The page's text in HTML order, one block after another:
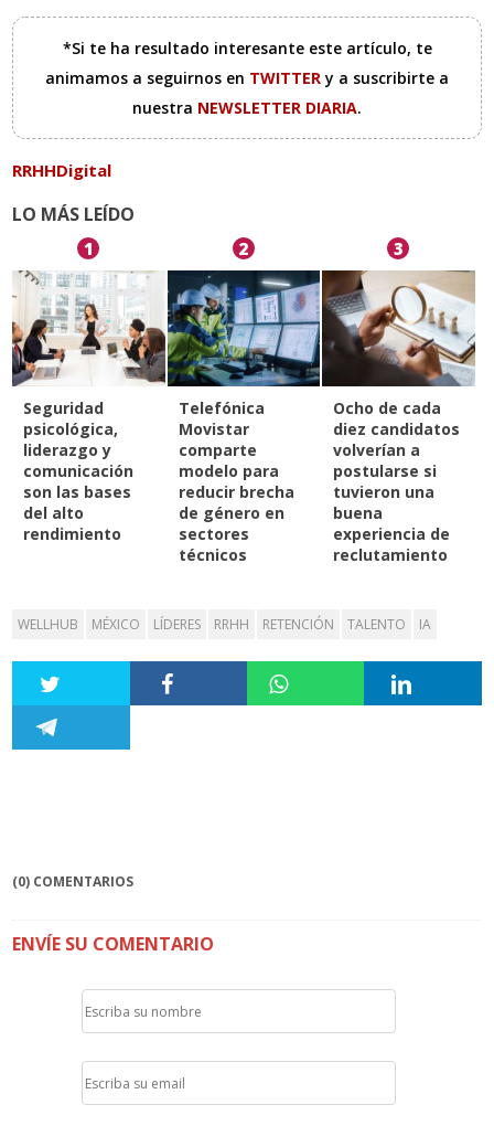
*Si te ha resultado interesante este artículo, te
animamos a seguirnos en TWITTERy a suscribirte a
nuestra NEWSLETTER DIARIA.
RRHHDigital
LO MÁS LEÍDO
1
Seguridad
psicológica,
liderazgo y
comunicación
son las bases
del alto
rendimiento
2
Telefónica
Movistar
comparte
modelo para
reducir brecha
de género en
sectores
técnicos
3
Ocho de cada
diez candidatos
volverían a
postularse si
tuvieron una
buena
experiencia de
reclutamiento
WELLHUB MÉXICO LÍDERES RRHH RETENCIÓN TALENTO IA
(0) COMENTARIOS
ENVÍE SU COMENTARIO